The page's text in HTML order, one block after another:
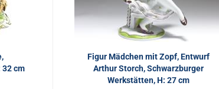
32 cm
Figur Mädchen mit Zopf, Entwurf
Arthur Storch, Schwarzburger
Werkstätten, H: 27 cm